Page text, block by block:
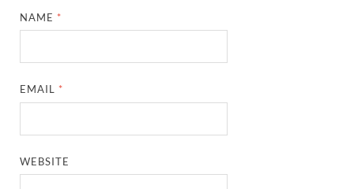
NAME *
EMAIL *
WEBSITE